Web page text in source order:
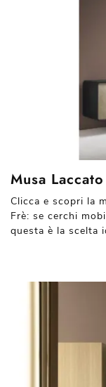
Musa
Clicca e scopri la
Frè: se cerchi
questa è la scelta